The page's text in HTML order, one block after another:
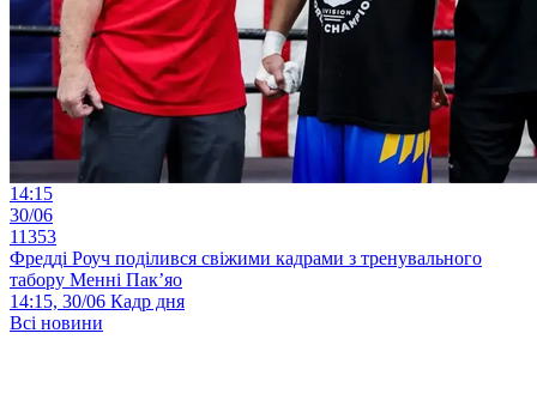
14:15
30/06
11353
Фредді Роуч поділився свіжими кадрами з тренувального
табору Менні Пак’яо
14:15, 30/06 Кадр дня
Всі новини